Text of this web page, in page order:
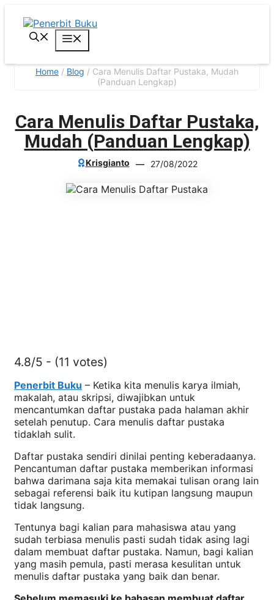
content
Home / Blog / Cara Menulis Daftar Pustaka, Mudah
(Panduan Lengkap)
Cara Menulis Daftar Pustaka,
Mudah (Panduan Lengkap)
Krisgianto — 27/08/2022
4.8/5 - (11 votes)
Penerbit Buku – Ketika kita menulis karya ilmiah,
makalah, atau skripsi, diwajibkan untuk
mencantumkan daftar pustaka pada halaman akhir
setelah penutup. Cara menulis daftar pustaka
tidaklah sulit.
Daftar pustaka sendiri dinilai penting keberadaanya.
Pencantuman daftar pustaka memberikan informasi
bahwa darimana saja kita memakai tulisan orang lain
sebagai referensi baik itu kutipan langsung maupun
tidak langsung.
Tentunya bagi kalian para mahasiswa atau yang
sudah terbiasa menulis pasti sudah tidak asing lagi
dalam membuat daftar pustaka. Namun, bagi kalian
yang masih pemula, pasti merasa kesulitan untuk
menulis daftar pustaka yang baik dan benar.